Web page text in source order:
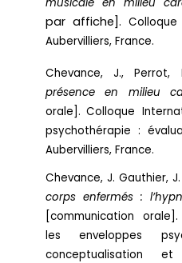
par affiche].
Aubervilliers, France.
Chevance, J.,
présence en milieu
orale]. Colloque
psychothérapie :
Aubervilliers, France.
Chevance, J. Gauthier, J.
corps enfermés :
[communication orale].
les enveloppes
conceptualisation